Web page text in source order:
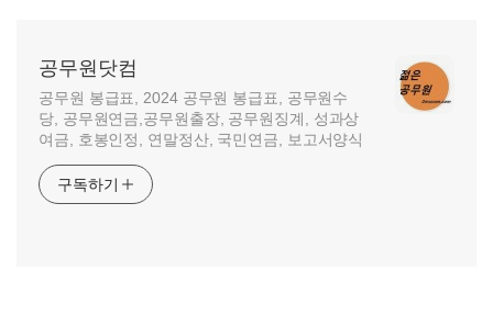
공무원닷컴
공무원 봉급표, 2024 공무원 봉급표, 공무원수
당, 공무원연금,공무원출장, 공무원징계, 성과상
여금, 호봉인정, 연말정산, 국민연금, 보고서양식
구독하기